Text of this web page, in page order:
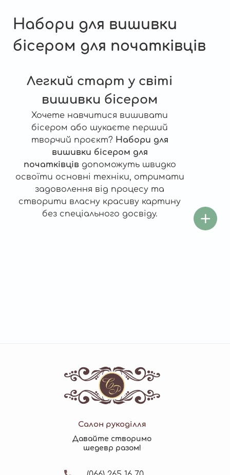
Набори для вишивки
бісером для початківців
Легкий старт у світі
вишивки бісером
Хочете навчитися вишивати
бісером або шукаєте перший
творчий проєкт? Набори для
вишивки бісером для
початківцівдопоможуть швидко
освоїти основні техніки, отримати
задоволення від процесу та
створити власну красиву картину
без спеціального досвіду.
Салон рукоділля
Давайте створимо
шедевр разом!